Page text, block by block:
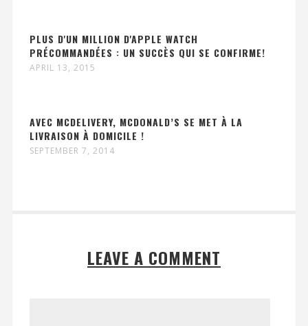
PLUS D'UN MILLION D'APPLE WATCH
PRÉCOMMANDÉES : UN SUCCÈS QUI SE CONFIRME!
APRIL 13, 2015
AVEC MCDELIVERY, MCDONALD’S SE MET À LA
LIVRAISON À DOMICILE !
SEPTEMBER 7, 2014
LEAVE A COMMENT